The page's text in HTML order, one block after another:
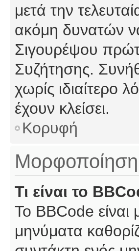
μετά την
ακόμη δυνατών
Σιγουρέψου
Συζήτησης.
χωρίς ιδιαίτερο
έχουν κλείσει.
Κορυφή
Μορφοποίηση
Τι είναι το
Το BBCode είναι
μηνύματα